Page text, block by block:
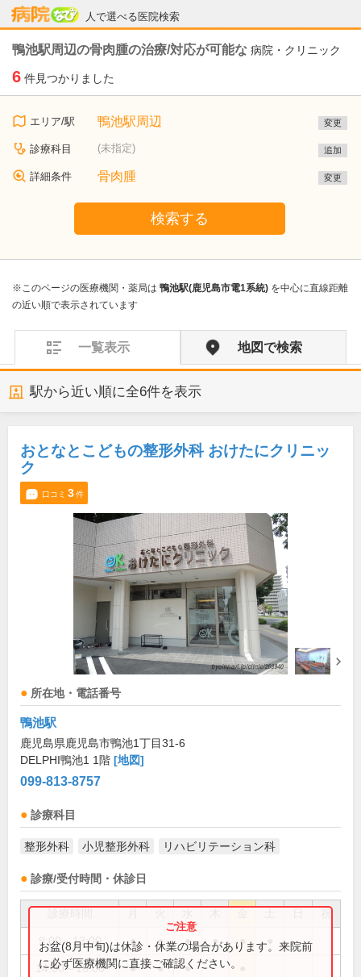
人で選べる医院検索
病院なび
鴨池駅周辺の骨肉腫の治療/対応が可能な 病院・クリニック
6 件見つかりました
エリア/駅 鴨池駅周辺 変更
診療科目 (未指定) 追加
詳細条件 骨肉腫 変更
検索する
※このページの医療機関・薬局は 鴨池駅(鹿児島市電1系統) を中心に直線距離
の近い順で表示されています
一覧表示 地図で検索
駅から近い順に全6件を表示
おとなとこどもの整形外科 おけたにクリニッ
ク
口コミ 3件
所在地・電話番号
鴨池駅
鹿児島県鹿児島市鴨池1丁目31-6
DELPHI鴨池1 1階 [地図]
099-813-8757
診療科目
整形外科 小児整形外科 リハビリテーション科
診療/受付時間・休診日
祝
9:00～13:00 ● ● ● ● ●
14:00～18:00 ● ● ●
お盆(8月中旬)は休診・休業の場合があります。来院前
に必ず医療機関に直接ご確認ください。